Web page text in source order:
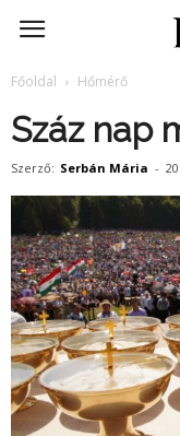
RomKat.ro
Főoldal Hőmérő
Száz nap
Szerző: Serbán Mária -